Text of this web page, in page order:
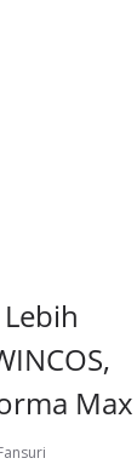
Max